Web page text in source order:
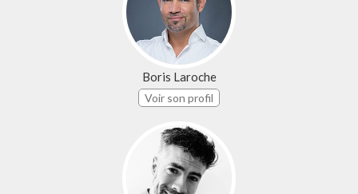
Boris Laroche
Voir son profil